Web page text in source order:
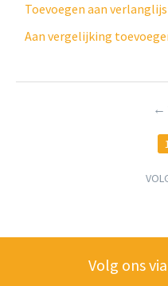
Toevoegen aan
Aan vergelijking
Volg ons